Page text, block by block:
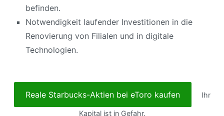
befinden.
Notwendigkeit laufender Investitionen in die
Renovierung von Filialen und in digitale
Technologien.
Reale Starbucks-Aktien bei eToro kaufen Ihr
Kapital ist in Gefahr.